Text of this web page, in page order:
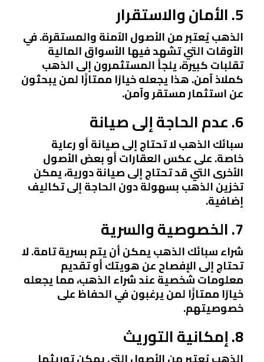
5. الأمان والاستقرار
الذهب يُعتبر من الأصول الآمنة والمستقرة. في
الأوقات التي تشهد فيها الأسواق المالية
تقلبات كبيرة، يلجأ المستثمرون إلى الذهب
كملاذ آمن. هذا يجعله خيارًا ممتازًا لمن يبحثون
عن استثمار مستقر وآمن.
6. عدم الحاجة إلى صيانة
سبائك الذهب لا تحتاج إلى صيانة أو رعاية
خاصة. على عكس العقارات أو بعض الأصول
الأخرى التي قد تحتاج إلى صيانة دورية، يمكن
تخزين الذهب بسهولة دون الحاجة إلى تكاليف
إضافية.
7. الخصوصية والسرية
شراء سبائك الذهب يمكن أن يتم بسرية تامة. لا
تحتاج إلى الإفصاح عن هويتك أو تقديم
معلومات شخصية عند شراء الذهب، مما يجعله
خيارًا ممتازًا لمن يرغبون في الحفاظ على
خصوصيتهم.
8. إمكانية التوريث